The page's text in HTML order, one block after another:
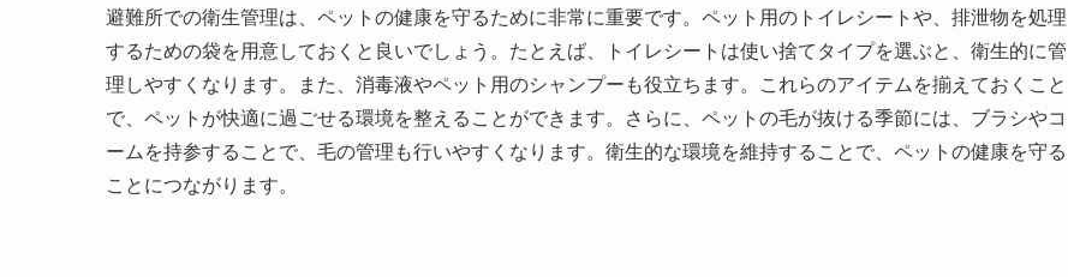
避難所での衛生管理は、ペットの健康を守るために非常に重要です。ペット用のトイレシートや、排泄物を処理
するための袋を用意しておくと良いでしょう。たとえば、トイレシートは使い捨てタイプを選ぶと、衛生的に管
理しやすくなります。また、消毒液やペット用のシャンプーも役立ちます。これらのアイテムを揃えておくこと
で、ペットが快適に過ごせる環境を整えることができます。さらに、ペットの毛が抜ける季節には、ブラシやコ
ームを持参することで、毛の管理も行いやすくなります。衛生的な環境を維持することで、ペットの健康を守る
ことにつながります。